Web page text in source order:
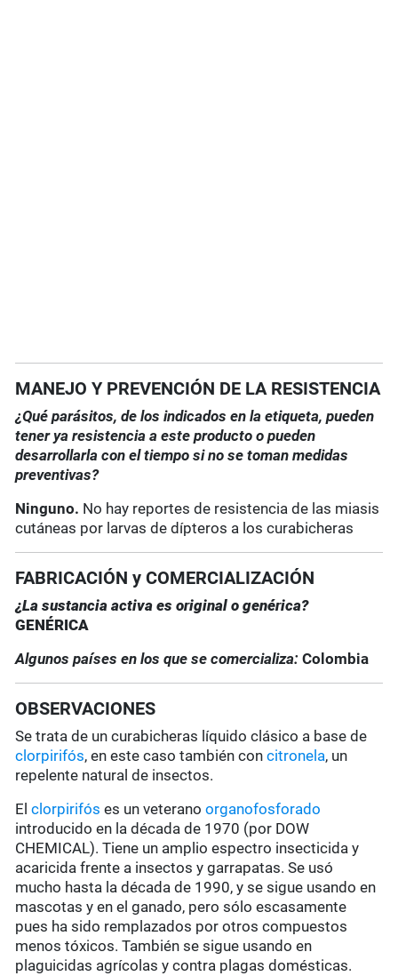
MANEJO Y PREVENCIÓN DE LA RESISTENCIA
¿Qué parásitos, de los indicados en la etiqueta, pueden
tener ya resistencia a este producto o pueden
desarrollarla con el tiempo si no se toman medidas
preventivas?
Ninguno. No hay reportes de resistencia de las miasis
cutáneas por larvas de dípteros a los curabicheras
FABRICACIÓN y COMERCIALIZACIÓN
¿La sustancia activa es original o genérica?
GENÉRICA
Algunos países en los que se comercializa:Colombia
OBSERVACIONES
Se trata de un curabicheras líquido clásico a base de
clorpirifós, en este caso también concitronela, un
repelente natural de insectos.
Elclorpirifós es un veteranoorganofosforado
introducido en la década de 1970 (por DOW
CHEMICAL). Tiene un amplio espectro insecticida y
acaricida frente a insectos y garrapatas. Se usó
mucho hasta la década de 1990, y se sigue usando en
mascotas y en el ganado, pero sólo escasamente
pues ha sido remplazados por otros compuestos
menos tóxicos. También se sigue usando en
plaguicidas agrícolas y contra plagas domésticas.